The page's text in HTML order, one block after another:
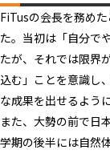
FiTusの会長を務め
た。当初は「自分で
たが、それでは限界
込む」ことを意識し
な成果を出せるよう
また、大勢の前で日
学期の後半には自然